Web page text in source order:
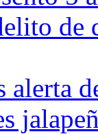
de
alerta